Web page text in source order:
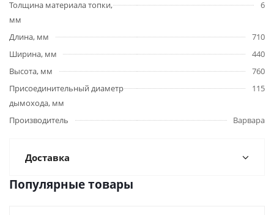
Толщина материала топки,
мм
6
Длина, мм
710
Ширина, мм
440
Высота, мм
760
Присоединительный диаметр
дымохода, мм
115
Производитель Варвара
Доставка
Популярные товары